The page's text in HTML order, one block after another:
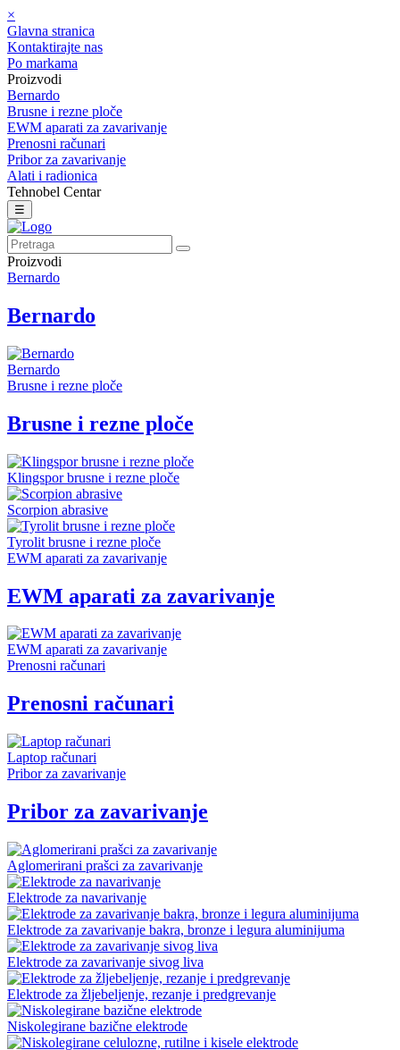
×
Glavna stranica
Kontaktirajte nas
Po markama
Proizvodi
Bernardo
Brusne i rezne ploče
EWM aparati za zavarivanje
Prenosni računari
Pribor za zavarivanje
Alati i radionica
Tehnobel Centar
☰
Proizvodi
Bernardo
Bernardo
Bernardo
Brusne i rezne ploče
Brusne i rezne ploče
Klingspor brusne i rezne ploče
Scorpion abrasive
Tyrolit brusne i rezne ploče
EWM aparati za zavarivanje
EWM aparati za zavarivanje
EWM aparati za zavarivanje
Prenosni računari
Prenosni računari
Laptop računari
Pribor za zavarivanje
Pribor za zavarivanje
Aglomerirani prašci za zavarivanje
Elektrode za navarivanje
Elektrode za zavarivanje bakra, bronze i legura aluminijuma
Elektrode za zavarivanje sivog liva
Elektrode za žljebeljenje, rezanje i predgrevanje
Niskolegirane bazične elektrode